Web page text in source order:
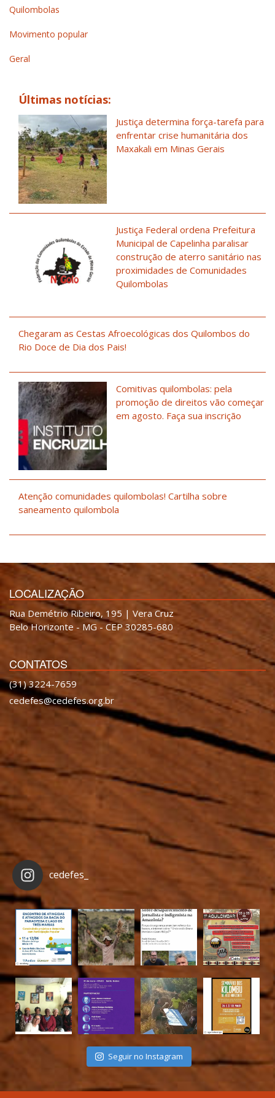
Quilombolas
Movimento popular
Geral
Últimas notícias:
Justiça determina força-tarefa para
enfrentar crise humanitária dos
Maxakali em Minas Gerais
Justiça Federal ordena Prefeitura
Municipal de Capelinha paralisar
construção de aterro sanitário nas
proximidades de Comunidades
Quilombolas
Chegaram as Cestas Afroecológicas dos Quilombos do
Rio Doce de Dia dos Pais!
Comitivas quilombolas: pela
promoção de direitos vão começar
em agosto. Faça sua inscrição
Atenção comunidades quilombolas! Cartilha sobre
saneamento quilombola
LOCALIZAÇÃO
Rua Demétrio Ribeiro, 195 | Vera Cruz
Belo Horizonte - MG - CEP 30285-680
CONTATOS
(31) 3224-7659
cedefes@cedefes.org.br
cedefes_
Seguir no Instagram